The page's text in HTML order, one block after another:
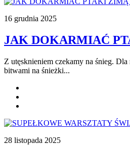
16 grudnia 2025
JAK DOKARMIAĆ
Z utęsknieniem czekamy na śnieg. Dla
bitwami na śnieżki...
28 listopada 2025